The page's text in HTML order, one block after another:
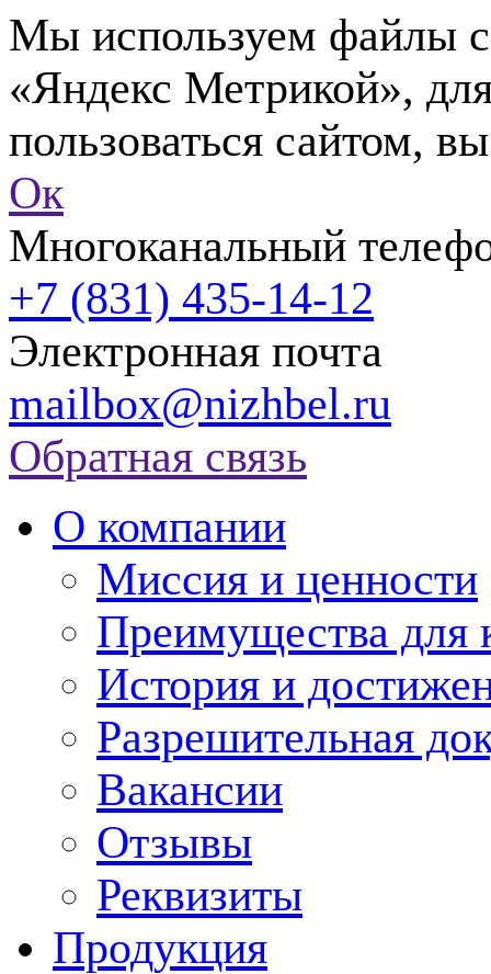
Мы используем файлы
«Яндекс Метрикой»,
пользоваться сайтом,
Ок
Многоканальный
+7 (831) 435-14-12
Электронная почта
mailbox@nizhbel.ru
Обратная связь
О компании
Миссия и ценности
Преимущества для
История и
Разрешительная
Вакансии
Отзывы
Реквизиты
Продукция